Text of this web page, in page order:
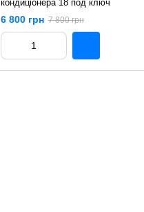
кондиціонера 18 под ключ
6 800 грн 7 800 грн